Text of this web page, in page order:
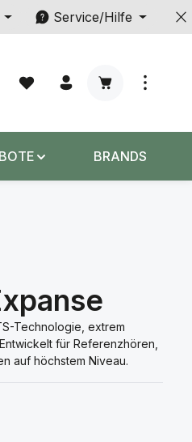
Service/Hilfe
Warenkorb
BRANDS
Technologie, extrem
für Referenzhören,
auf höchstem Niveau.